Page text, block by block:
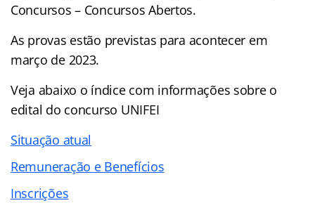
Concursos – Concursos Abertos.
As provas estão previstas para acontecer em
março de 2023.
Veja abaixo o índicecom informações sobre o
edital do concurso UNIFEI
Situação atual
Remuneração e Benefícios
Inscrições